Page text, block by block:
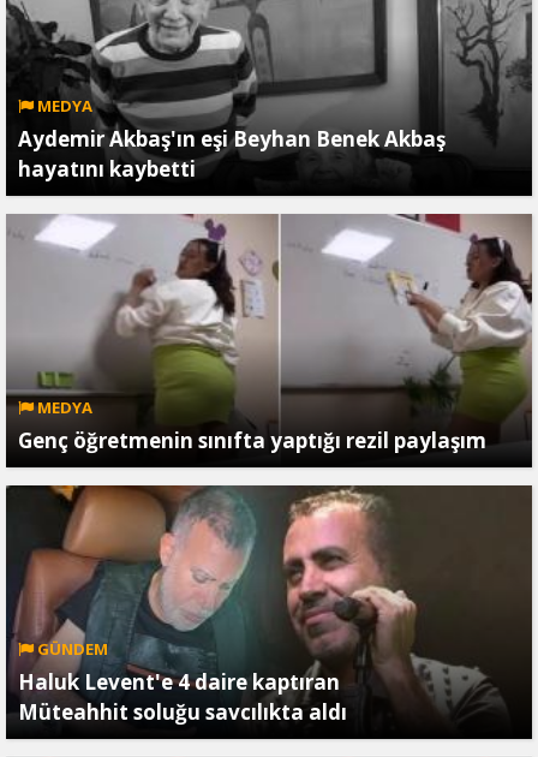
MEDYA
Aydemir Akbaş'ın eşi Beyhan Benek Akbaş
hayatını kaybetti
MEDYA
Genç öğretmenin sınıfta yaptığı rezil paylaşım
GÜNDEM
Haluk Levent'e 4 daire kaptıran
Müteahhit soluğu savcılıkta aldı